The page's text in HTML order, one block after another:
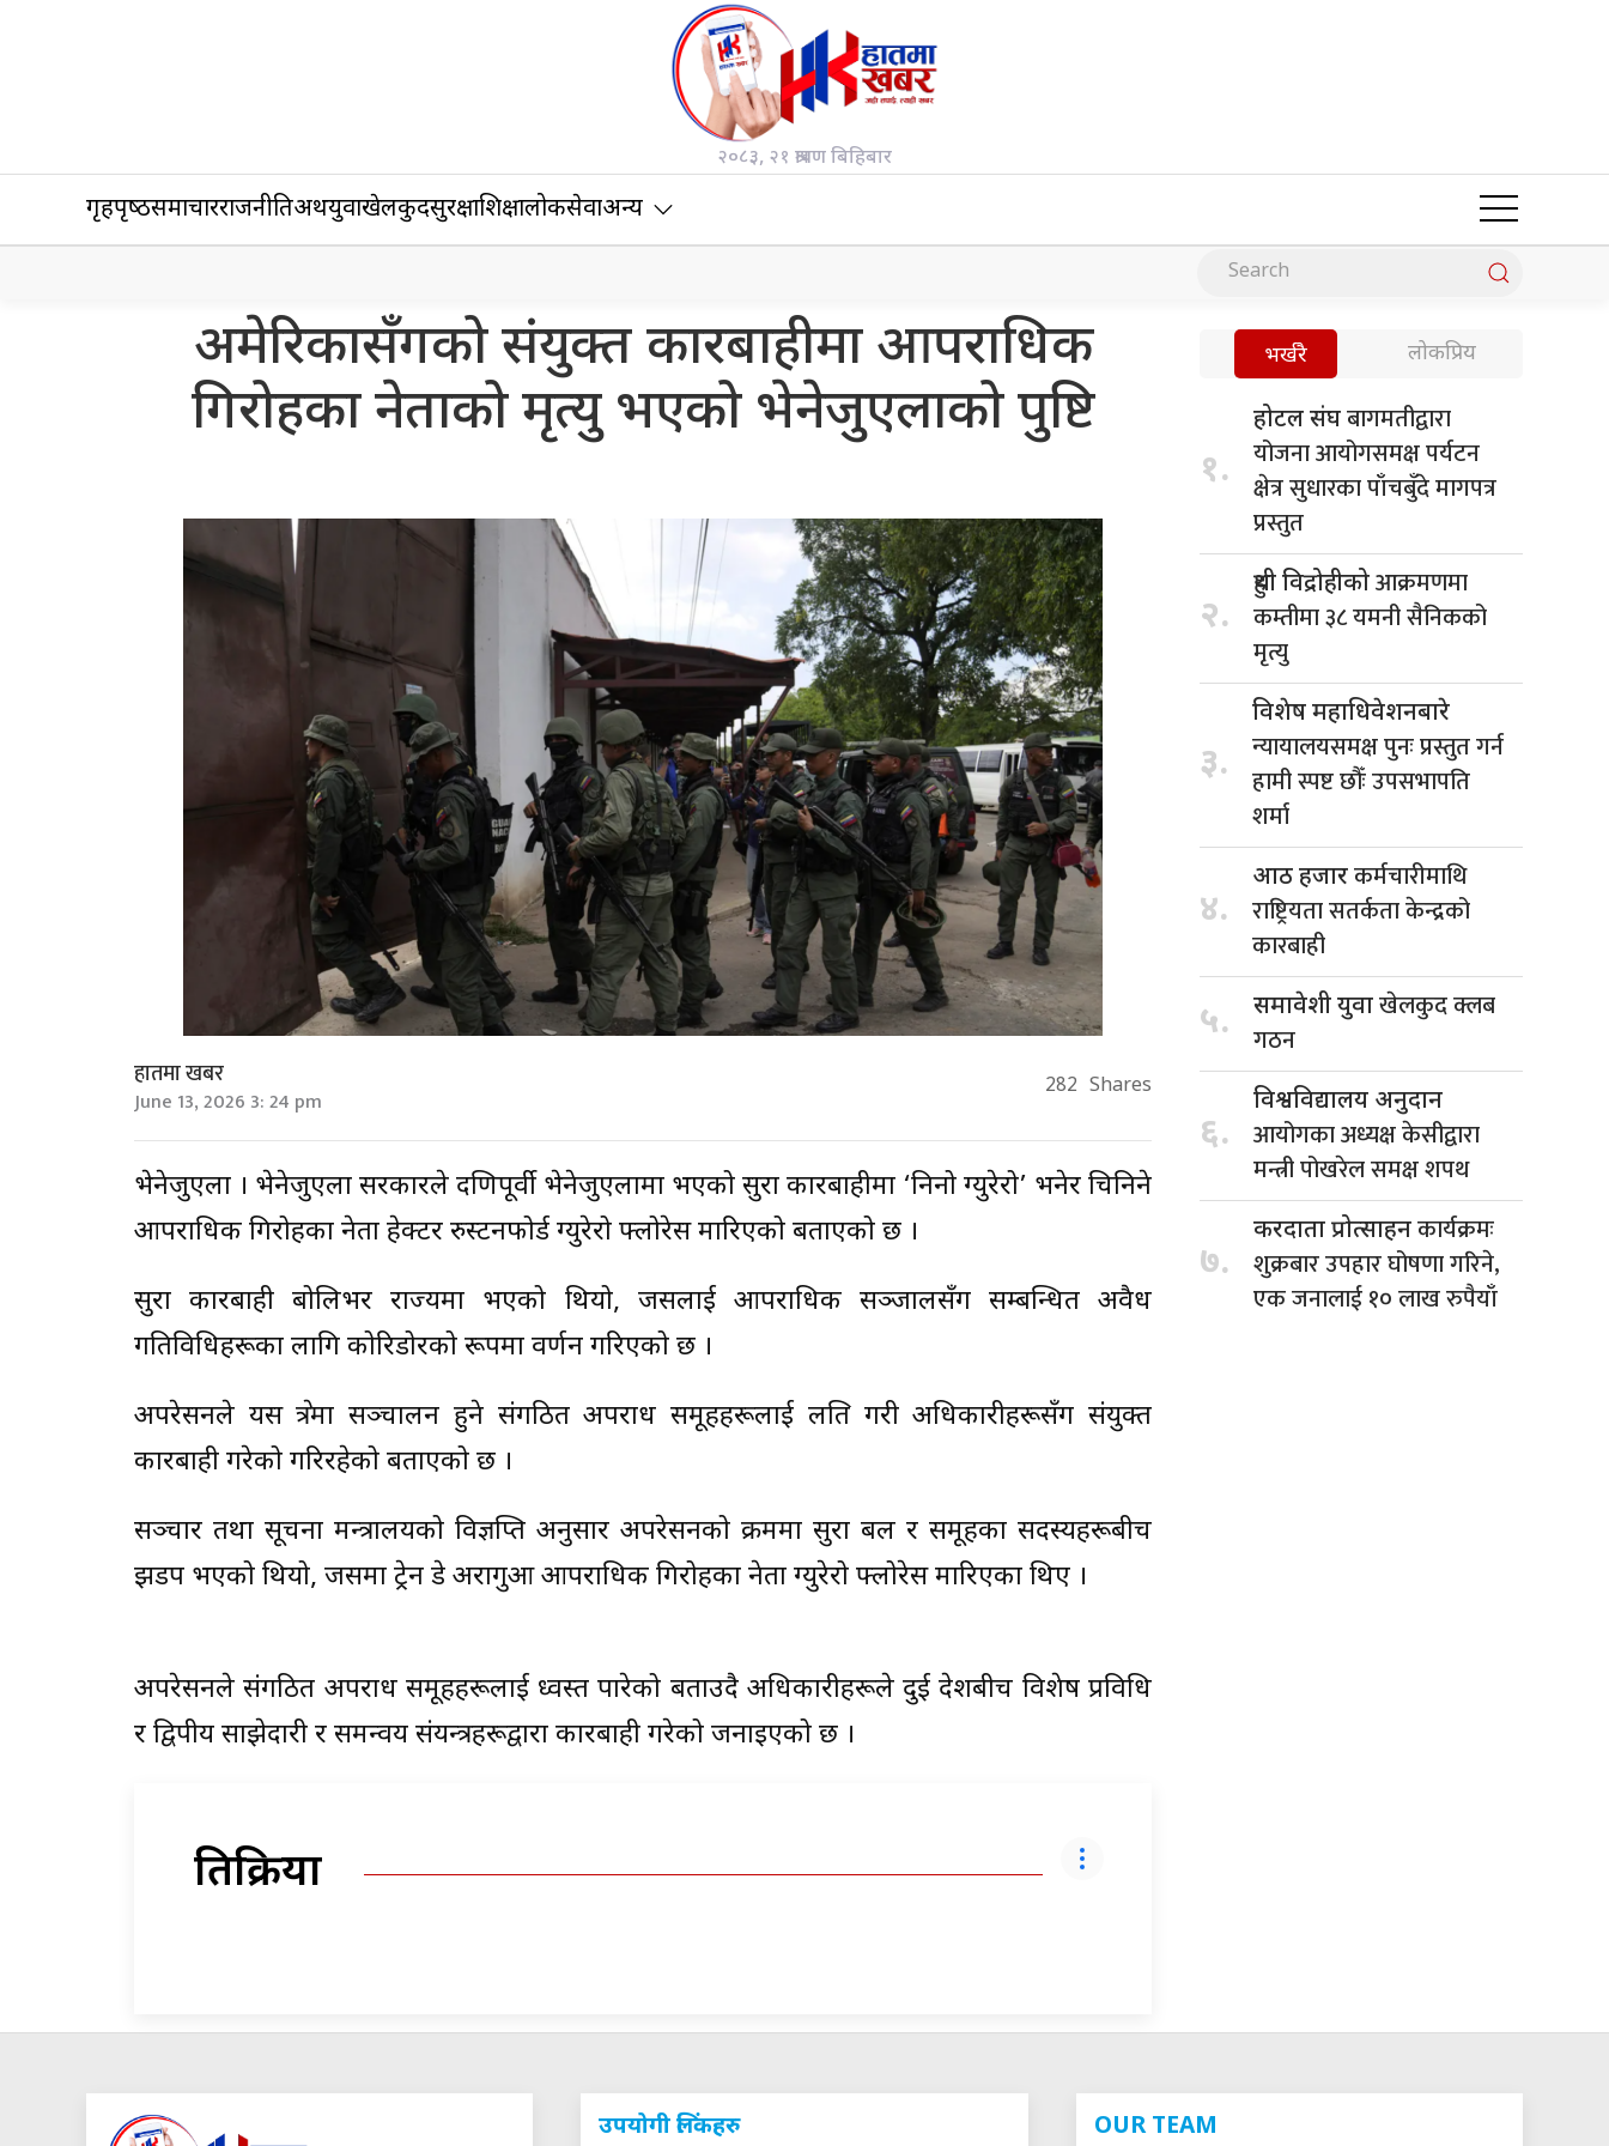
२०८३, २१ श्रावण बिहिबार
गृहपृष्‍ठसमाचारराजनीतिअर्थयुवाखेलकुदसुरक्षाशिक्षालोकसेवाअन्य
अमेरिकासँगको संयुक्त कारबाहीमा आपराधिक
गिरोहका नेताको मृत्यु भएको भेनेजुएलाको पुष्टि
हातमा खबर
June 13, 2026 3: 24 pm 282 Shares
भेनेजुएला । भेनेजुएला सरकारले दक्षिणपूर्वी भेनेजुएलामा भएको सुरक्षा कारबाहीमा ‘निनो ग्युरेरो’ भनेर चिनिने
आपराधिक गिरोहका नेता हेक्टर रुस्टनफोर्ड ग्युरेरो फ्लोरेस मारिएको बताएको छ ।
सुरक्षा कारबाही बोलिभर राज्यमा भएको थियो, जसलाई आपराधिक सञ्जालसँग सम्बन्धित अवैध
गतिविधिहरूका लागि कोरिडोरको रूपमा वर्णन गरिएको छ ।
अपरेसनले यस क्षेत्रमा सञ्चालन हुने संगठित अपराध समूहहरूलाई लक्षित गरी अधिकारीहरूसँग संयुक्त
कारबाही गरेको गरिरहेको बताएको छ ।
सञ्चार तथा सूचना मन्त्रालयको विज्ञप्ति अनुसार अपरेसनको क्रममा सुरक्षा बल र समूहका सदस्यहरूबीच
झडप भएको थियो, जसमा ट्रेन डे अरागुआ आपराधिक गिरोहका नेता ग्युरेरो फ्लोरेस मारिएका थिए ।
अपरेसनले संगठित अपराध समूहहरूलाई ध्वस्त पारेको बताउदै अधिकारीहरूले दुई देशबीच विशेष प्रविधि
र द्विपक्षीय साझेदारी र समन्वय संयन्त्रहरूद्वारा कारबाही गरेको जनाइएको छ ।
प्रतिक्रिया
भर्खरै लोकप्रिय
१.
होटल संघबागमतीद्वारा
योजना आयोगसमक्ष पर्यटन
क्षेत्र सुधारका पाँचबुँदे मागपत्र
प्रस्तुत
२.
हुथी विद्रोहीकोआक्रमणमा
कम्तीमा ३८ यमनी सैनिकको
मृत्यु
३.
विशेष महाधिवेशनबारे
न्यायालयसमक्ष पुनः प्रस्तुत गर्न
हामी स्पष्ट छौँः उपसभापति
शर्मा
४.
आठ हजारकर्मचारीमाथि
राष्ट्रियता सतर्कता केन्द्रको
कारबाही
५. समावेशी युवाखेलकुद क्लब
गठन
६.
विश्वविद्यालय अनुदान
आयोगका अध्यक्ष केसीद्वारा
मन्त्री पोखरेल समक्ष शपथ
७.
करदाता प्रोत्साहनकार्यक्रमः
शुक्रबार उपहार घोषणा गरिने,
एक जनालाई १० लाख रुपैयाँ
उपयोगी लिंकहरु OUR TEAM